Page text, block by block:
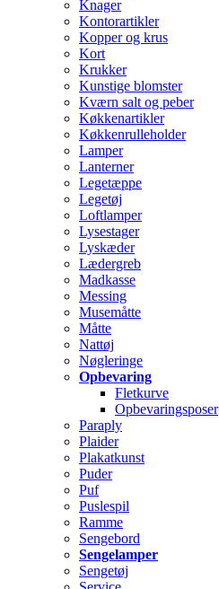
Knager
Kontorartikler
Kopper og krus
Kort
Krukker
Kunstige blomster
Kværn salt og peber
Køkkenartikler
Køkkenrulleholder
Lamper
Lanterner
Legetæppe
Legetøj
Loftlamper
Lysestager
Lyskæder
Lædergreb
Madkasse
Messing
Musemåtte
Måtte
Nattøj
Nøgleringe
Opbevaring
Fletkurve
Opbevaringsposer
Paraply
Plaider
Plakatkunst
Puder
Puf
Puslespil
Ramme
Sengebord
Sengelamper
Sengetøj